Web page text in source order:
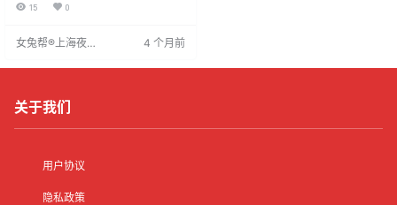
优良，适合锻炼能力、增加收入。
性挑战。面试具体待遇面议。
15 0
女兔帮®上海夜场
4 个月前
关于我们
用户协议
隐私政策